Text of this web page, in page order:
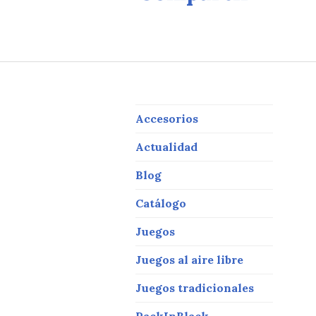
it
r
ai c
b
Accesorios
Actualidad
Blog
Catálogo
Juegos
Juegos al aire libre
Juegos tradicionales